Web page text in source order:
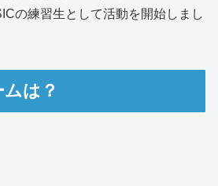
の練習生として活動を開始しまし
は？